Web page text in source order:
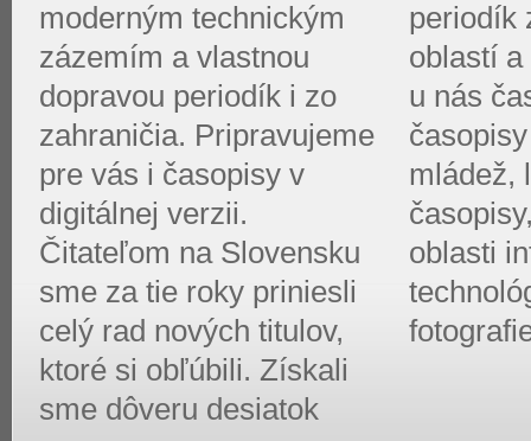
moderným technickým
zázemím a vlastnou
dopravou periodík i zo
zahraničia. Pripravujeme
pre vás i časopisy v
digitálnej verzii.
Čitateľom na Slovensku
sme za tie roky priniesli
celý rad nových titulov,
ktoré si obľúbili. Získali
sme dôveru desiatok
periodík
oblastí a
u nás
mládež,
oblasti